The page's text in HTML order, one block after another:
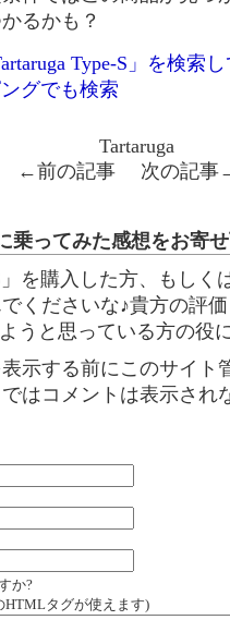
るかも？
Type-S」を検索
グでも検索
Tartaruga
←前の記事 次の記
乗ってみた感想をお寄
S」を購入した方、もし
くださいな♪貴方の評
うと思っている方の役
示する前にこのサイト
はコメントは表示され
か?
HTMLタグが使えます)